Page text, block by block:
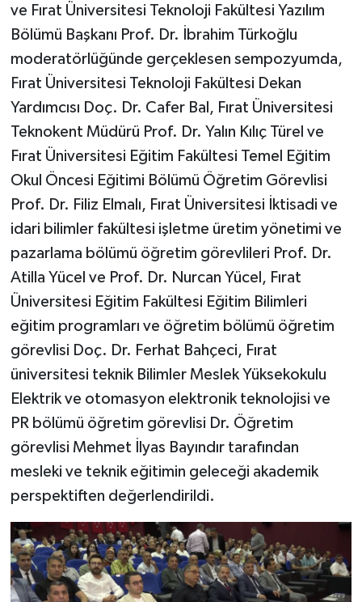
ve Fırat Üniversitesi Teknoloji Fakültesi Yazılım
Bölümü Başkanı Prof. Dr. İbrahim Türkoğlu
moderatörlüğünde gerçeklesen sempozyumda,
Fırat Üniversitesi Teknoloji Fakültesi Dekan
Yardımcısı Doç. Dr. Cafer Bal, Fırat Üniversitesi
Teknokent Müdürü Prof. Dr. Yalın Kılıç Türel ve
Fırat Üniversitesi Eğitim Fakültesi Temel Eğitim
Okul Öncesi Eğitimi Bölümü Öğretim Görevlisi
Prof. Dr. Filiz Elmalı, Fırat Üniversitesi İktisadi ve
idari bilimler fakültesi işletme üretim yönetimi ve
pazarlama bölümü öğretim görevlileri Prof. Dr.
Atilla Yücel ve Prof. Dr. Nurcan Yücel, Fırat
Üniversitesi Eğitim Fakültesi Eğitim Bilimleri
eğitim programları ve öğretim bölümü öğretim
görevlisi Doç. Dr. Ferhat Bahçeci, Fırat
üniversitesi teknik Bilimler Meslek Yüksekokulu
Elektrik ve otomasyon elektronik teknolojisi ve
PR bölümü öğretim görevlisi Dr. Öğretim
görevlisi Mehmet İlyas Bayındır tarafından
mesleki ve teknik eğitimin geleceği akademik
perspektiften değerlendirildi.